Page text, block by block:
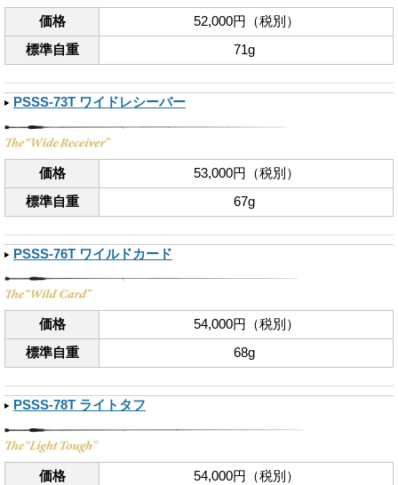
価格
52,000円（税別）
標準自重
71g
PSSS-73T ワイドレシーバー
価格
53,000円（税別）
標準自重
67g
PSSS-76T ワイルドカード
価格
54,000円（税別）
標準自重
68g
PSSS-78T ライトタフ
価格
54,000円（税別）